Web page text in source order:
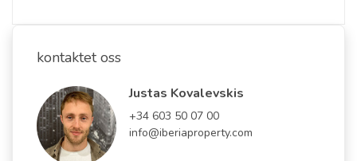
kontaktet oss
Justas Kovalevskis
+34 603 50 07 00
info@iberiaproperty.com